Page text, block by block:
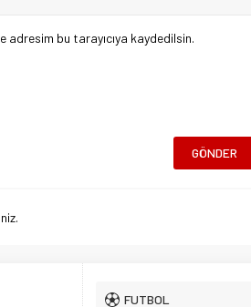
adresim bu tarayıcıya kaydedilsin.
FUTBOL